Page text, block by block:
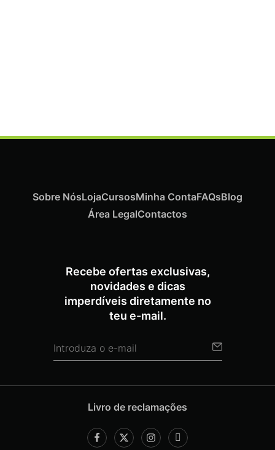
Recebe ofertas exclusivas,
novidades e dicas
imperdíveis diretamente no
teu e-mail.
Sobre NósLojaCursosMinha ContaFAQsBlog
Área LegalContactos
Livro de reclamações